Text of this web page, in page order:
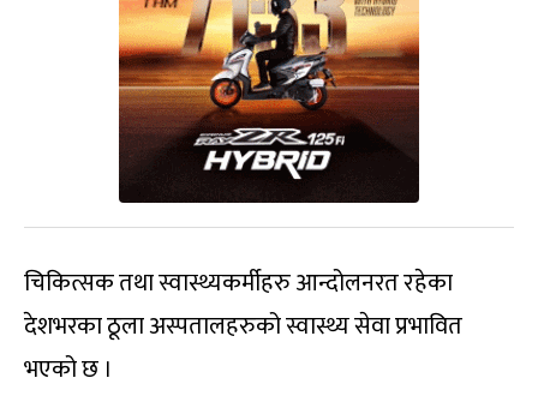
चिकित्सक तथा स्वास्थ्यकर्मीहरु आन्दोलनरत रहेका
देशभरका ठूला अस्पतालहरुको स्वास्थ्य सेवा प्रभावित
भएको छ ।